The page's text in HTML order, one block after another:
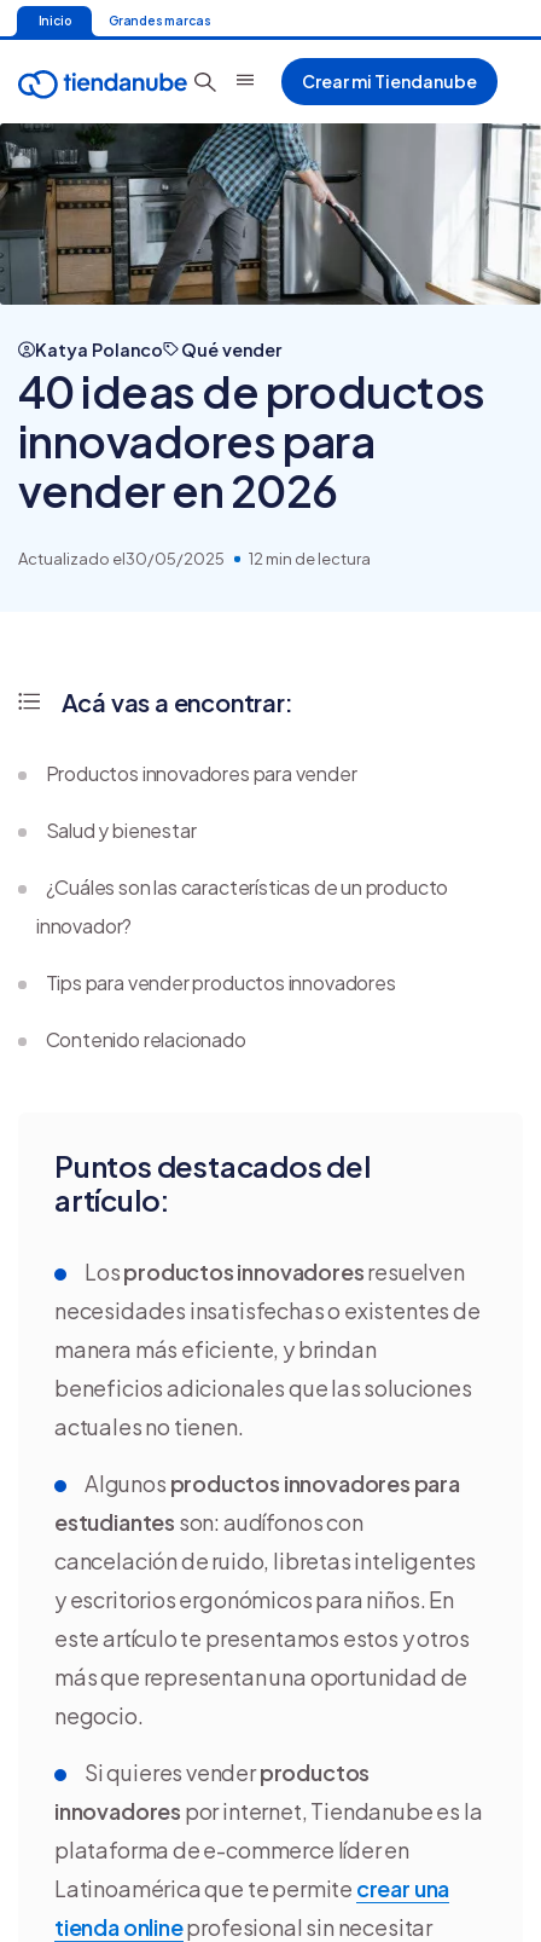
Inicio Grandes marcas
Crear mi Tiendanube
Katya Polanco Qué vender
40 ideas de productos
innovadores para
vender en 2026
Actualizado el30/05/2025 12 min de lectura
Puntos destacados del
artículo:
Losproductos innovadoresresuelven
necesidades insatisfechas o existentes de
manera más eficiente, y brindan
beneficios adicionales que las soluciones
actuales no tienen.
Algunos productos innovadores para
estudiantes son: audífonos con
cancelación de ruido, libretas inteligentes
y escritorios ergonómicos para niños. En
este artículo te presentamos estos y otros
más que representan una oportunidad de
negocio.
Si quieres venderproductos
innovadores por internet, Tiendanube es la
plataforma de e-commerce líder en
Latinoamérica que te permite crear una
tienda onlineprofesional sin necesitar
Acá vas a encontrar:
Productos innovadores para vender
Salud y bienestar
¿Cuáles son las características de un producto
innovador?
Tips para vender productos innovadores
Contenido relacionado